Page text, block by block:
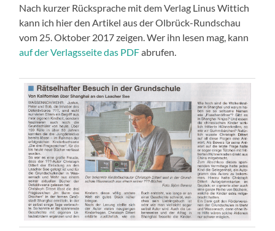
Nach kurzer Rücksprache mit dem Verlag Linus Wittich
kann ich hier den Artikel aus der Olbrück-Rundschau
vom 25. Oktober 2017 zeigen. Wer ihn lesen mag, kann
auf der Verlagsseite das PDFabrufen.